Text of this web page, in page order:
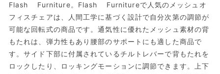
Flash Furniture。Flash Furnitureで人気のメッシュオ
フィスチェアは、人間工学に基づく設計で自分次第の調節が
可能な回転式の商品です。通気性に優れたメッシュ素材の背
もたれは、弾力性もあり腰部のサポートにも適した商品で
す。サイド下部に付属されているチルトレバーで背もたれを
ロックしたり、ロッキングモーションに調節できます。上下